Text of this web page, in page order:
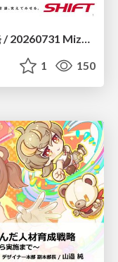
1 150